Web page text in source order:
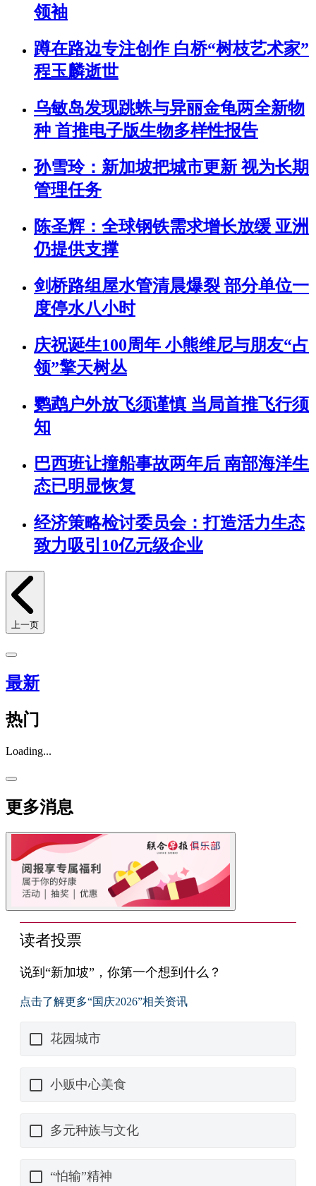
领袖
蹲在路边专注创作 白桥“树枝艺术家”
程玉麟逝世
乌敏岛发现跳蛛与异丽金龟两全新物
种 首推电子版生物多样性报告
孙雪玲：新加坡把城市更新 视为长期
管理任务
陈圣辉：全球钢铁需求增长放缓 亚洲
仍提供支撑
剑桥路组屋水管清晨爆裂 部分单位一
度停水八小时
庆祝诞生100周年 小熊维尼与朋友“占
领”擎天树丛
鹦鹉户外放飞须谨慎 当局首推飞行须
知
巴西班让撞船事故两年后 南部海洋生
态已明显恢复
经济策略检讨委员会：打造活力生态
致力吸引10亿元级企业
上一页
最新
热门
Loading...
更多消息